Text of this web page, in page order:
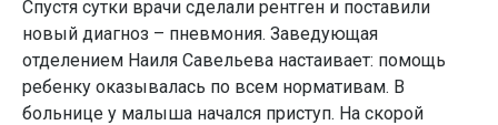
Спустя сутки врачи сделали рентген и поставили
новый диагноз – пневмония. Заведующая
отделением Наиля Савельева настаивает: помощь
ребенку оказывалась по всем нормативам. В
больнице у малыша начался приступ. На скорой